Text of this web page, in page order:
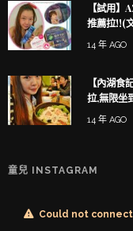
【試用
推薦拉!!(
14 年 AGO
【內湖
拉,無限坐
14 年 AGO
童兒 INSTAGRAM
Could not